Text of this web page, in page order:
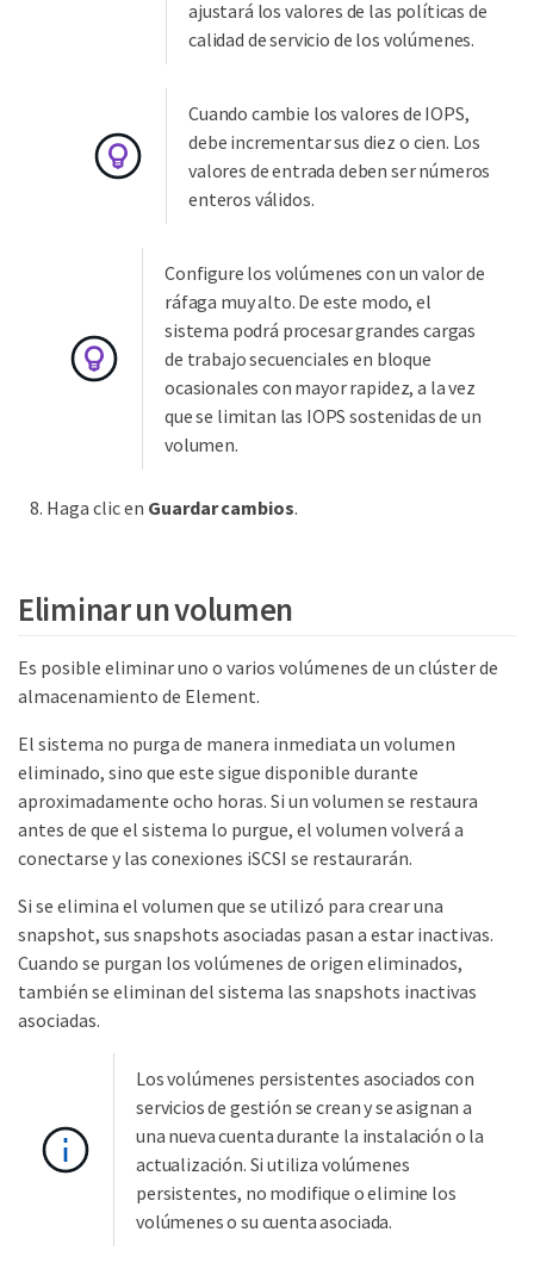
ajustará los valores de las políticas de
calidad de servicio de los volúmenes.
Cuando cambie los valores de IOPS,
debe incrementar sus diez o cien. Los
valores de entrada deben ser números
enteros válidos.
Configure los volúmenes con un valor de
ráfaga muy alto. De este modo, el
sistema podrá procesar grandes cargas
de trabajo secuenciales en bloque
ocasionales con mayor rapidez, a la vez
que se limitan las IOPS sostenidas de un
volumen.
Haga clic en Guardar cambios.
Eliminar un volumen
Es posible eliminar uno o varios volúmenes de un clúster de
almacenamiento de Element.
El sistema no purga de manera inmediata un volumen
eliminado, sino que este sigue disponible durante
aproximadamente ocho horas. Si un volumen se restaura
antes de que el sistema lo purgue, el volumen volverá a
conectarse y las conexiones iSCSI se restaurarán.
Si se elimina el volumen que se utilizó para crear una
snapshot, sus snapshots asociadas pasan a estar inactivas.
Cuando se purgan los volúmenes de origen eliminados,
también se eliminan del sistema las snapshots inactivas
asociadas.
Los volúmenes persistentes asociados con
servicios de gestión se crean y se asignan a
una nueva cuenta durante la instalación o la
actualización. Si utiliza volúmenes
persistentes, no modifique o elimine los
volúmenes o su cuenta asociada.